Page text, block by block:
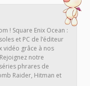
! Square Enix Ocean :
et PC de l’éditeur
vidéo grâce à nos
notre
phrares de
Raider, Hitman et